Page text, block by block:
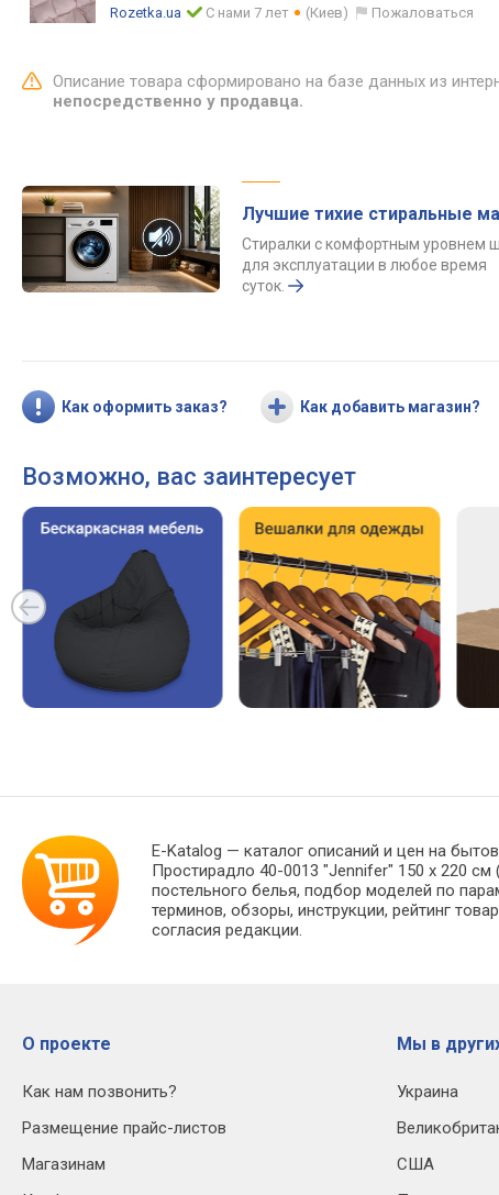
Rozetka.ua С нами 7 лет (Киев) Пожаловаться
Описание товара сформировано на базе данных из
непосредственно у продавца.
Лучшие тихие стиральные
Стиралки с комфортным уровнем
для эксплуатации в любое время
суток.
Как оформить заказ? Как добавить магазин?
Возможно, вас заинтересует
E-Katalog — каталог описаний и цен на
Простирадло 40-0013 "Jennifer" 150 х 220
постельного белья, подбор моделей по
терминов, обзоры, инструкции, рейтинг
согласия редакции.
О проекте
Как нам позвонить?
Размещение прайс-листов
Магазинам
Мы в
Украина
США